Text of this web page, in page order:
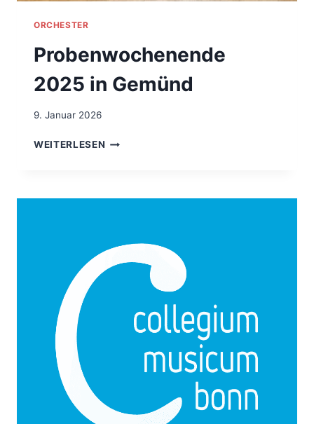
ORCHESTER
Probenwochenende
2025 in Gemünd
9. Januar 2026
WEITERLESEN